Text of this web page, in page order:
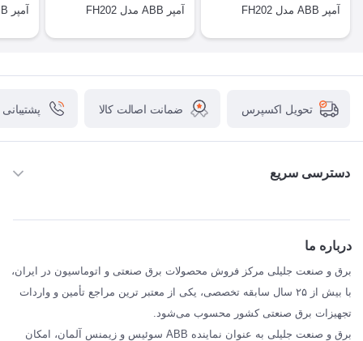
آمپر ABB مدل FH202
آمپر ABB مدل FH202
آمپر ABB مدل FH204
تحویل اکسپرس ضمانت اصالت کالا
دسترسی سریع
SCHNEIDER
فراکو FRAKO
درباره ما
برق و صنعت جلیلی مرکز فروش محصولات برق صنعتی و اتوماسیون در ایران،
با بیش از ۲۵ سال سابقه تخصصی، یکی از معتبر ترین مراجع تأمین و واردات
تجهیزات برق صنعتی کشور محسوب می‌شود.
برق و صنعت جلیلی به عنوان نماینده ABB سوئیس و زیمنس آلمان، امکان